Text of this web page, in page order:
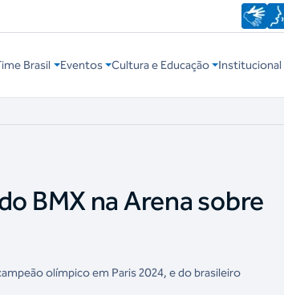
Brasil Eventos Cultura e Educação Institucional
BMX na Arena sobre
olímpico em Paris 2024, e do brasileiro